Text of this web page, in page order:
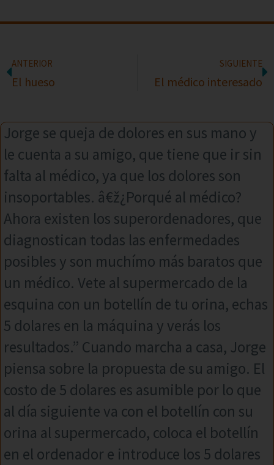
ANTERIOR
El hueso
SIGUIENTE
El médico interesado
Jorge se queja de dolores en sus mano y
le cuenta a su amigo, que tiene que ir sin
falta al médico, ya que los dolores son
insoportables. â€ž¿Porqué al médico?
Ahora existen los superordenadores, que
diagnostican todas las enfermedades
posibles y son muchímo más baratos que
un médico. Vete al supermercado de la
esquina con un botellín de tu orina, echas
5 dolares en la máquina y verás los
resultados.” Cuando marcha a casa, Jorge
piensa sobre la propuesta de su amigo. El
costo de 5 dolares es asumible por lo que
al día siguiente va con el botellín con su
orina al supermercado, coloca el botellín
en el ordenador e introduce los 5 dolares